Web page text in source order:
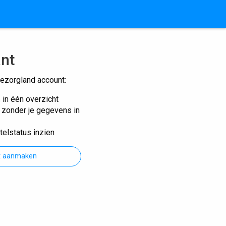
account:
één overzicht
je gegevens in
inzien